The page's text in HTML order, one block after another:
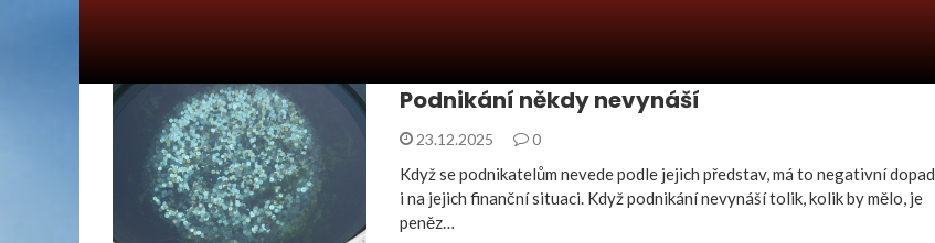
Podnikání někdy nevynáší
23.12.2025 0
Když se podnikatelům nevede podle jejich představ, má to negativní dopad
i na jejich finanční situaci. Když podnikání nevynáší tolik, kolik by mělo, je
peněz…